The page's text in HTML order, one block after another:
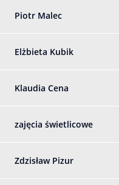
Piotr Malec
Elżbieta Kubik
Klaudia Cena
zajęcia świetlicowe
Zdzisław Pizur